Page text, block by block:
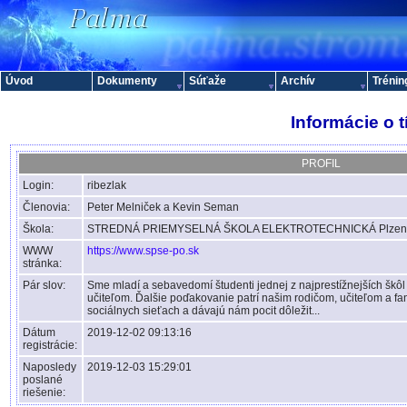
Informácie o
PROFIL
Login:
ribezlak
Členovia:
Peter Melniček a Kevin Seman
Škola:
STREDNÁ PRIEMYSELNÁ ŠKOLA ELEKTROTECHNICKÁ
WWW
stránka:
https://www.spse-po.sk
Pár slov:
Sme mladí a sebavedomí študenti jednej z najprestížnejších
učiteľom. Ďalšie poďakovanie patrí našim rodičom, učiteľom a
sociálnych sieťach a dávajú nám pocit dôležit...
Dátum
registrácie:
2019-12-02 09:13:16
Naposledy
poslané
riešenie:
2019-12-03 15:29:01
Úvod Dokumenty Súťaže Archív